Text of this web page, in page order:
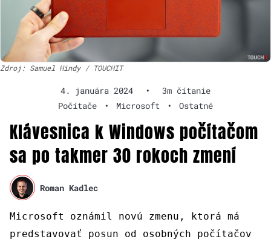
Zdroj: Samuel Hindy / TOUCHIT
4. januára 2024 •
3m čítanie
Počítače
• Microsoft • Ostatné
Klávesnica k Windows počítačom
sa po takmer 30 rokoch zmení
Roman Kadlec
Microsoft oznámil novú zmenu, ktorá má
predstavovať posun od osobných počítačov